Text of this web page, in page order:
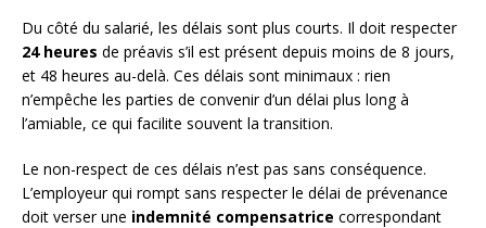
Du côté du salarié, les délais sont plus courts. Il doit respecter
24 heures de préavis s’il est présent depuis moins de 8 jours,
et 48 heures au-delà. Ces délais sont minimaux : rien
n’empêche les parties de convenir d’un délai plus long à
l’amiable, ce qui facilite souvent la transition.
Le non-respect de ces délais n’est pas sans conséquence.
L’employeur qui rompt sans respecter le délai de prévenance
doit verser une indemnité compensatrice correspondant